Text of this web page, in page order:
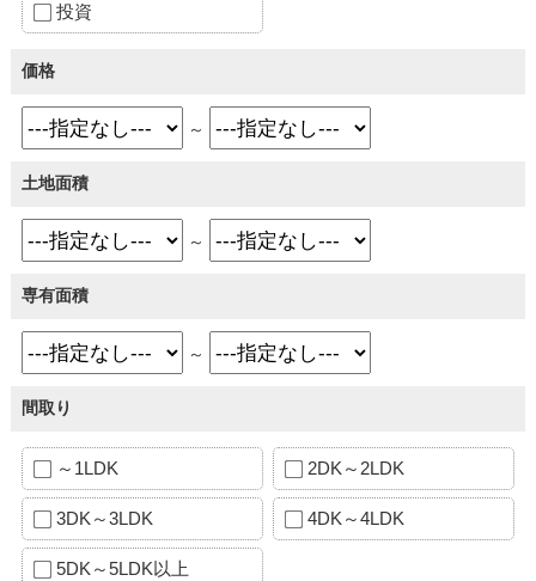
投資
価格
～
土地面積
～
専有面積
～
間取り
～1LDK 2DK～2LDK
3DK～3LDK 4DK～4LDK
5DK～5LDK以上